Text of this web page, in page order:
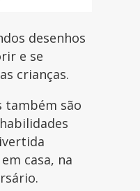
desenhos
e se
crianças.
também são
casa, na